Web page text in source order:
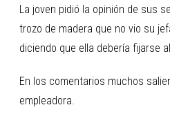
La joven pidió la opinión de sus
trozo de madera que no vio su
diciendo que ella debería fijarse
En los comentarios muchos
empleadora.